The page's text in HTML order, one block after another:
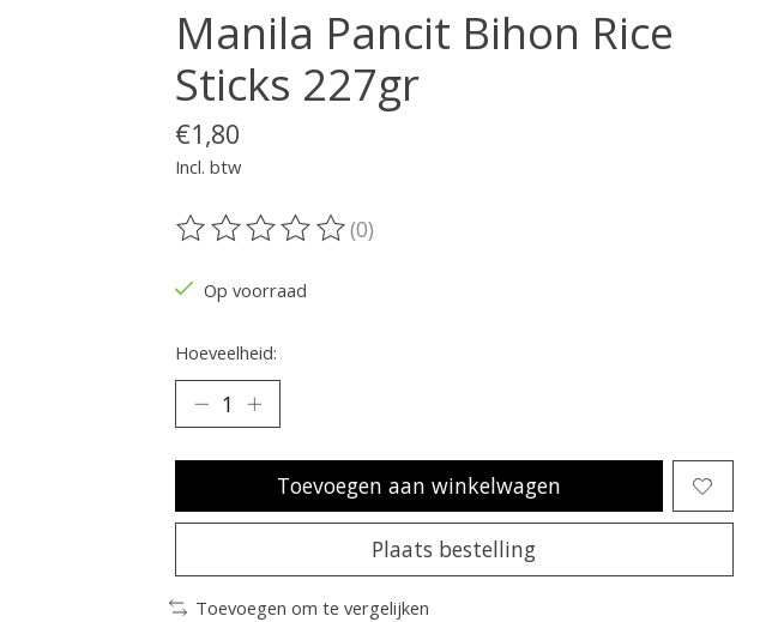
Manila Pancit Bihon Rice
Sticks 227gr
€1,80
Incl. btw
De beoordeling van dit product is
(0)
Op voorraad
Hoeveelheid:
Toevoegen aan winkelwagen
Plaats bestelling
Toevoegen om te vergelijken